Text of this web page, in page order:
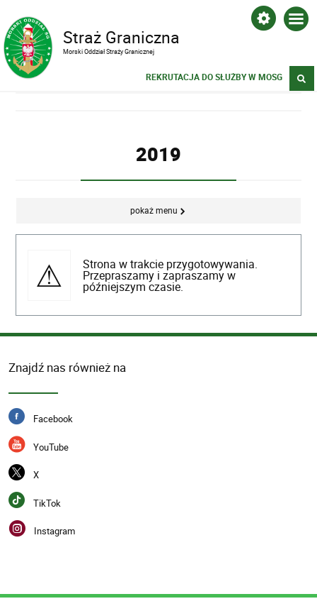
Straż Graniczna
Morski Oddział Straży Granicznej
REKRUTACJA DO SŁUŻBY W MOSG
2019
pokaż menu
Strona w trakcie przygotowywania.
Przepraszamy i zapraszamy w
późniejszym czasie.
Znajdź nas również na
Facebook
YouTube
X
TikTok
Instagram